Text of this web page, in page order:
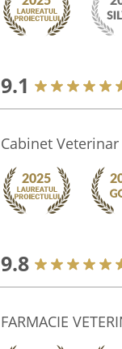
9.1
Cabinet
9.8
FARMACIE